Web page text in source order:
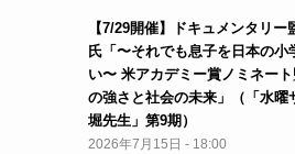
【7/29開催】ドキュメンタリ
氏「〜それでも息子を日本の小
い〜 米アカデミー賞ノミネー
の強さと社会の未来」（「水
堀先生」第9期）
2026年7月15日 - 18:00